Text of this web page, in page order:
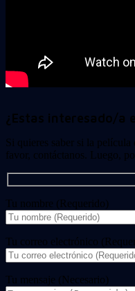
¿Estas interesado/a
Si quieres saber si la
favor, contáctanos. Luego,
Tu nombre (Requerido)
Tu correo electrónico
Tu mensaje (Necesario)